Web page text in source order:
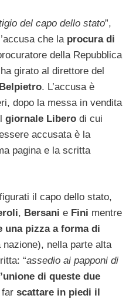
del capo dello stato”,
che la procura di
della Repubblica
girato al direttore del
. L’accusa è
dopo la messa in vendita
giornale Libero di cui
accusata è la
pagina e la scritta
il capo dello stato,
, Bersani e Fini mentre
una pizza a forma di
nazione), nella parte alta
“assedio ai papponi di
di queste due
scattare in piedi il